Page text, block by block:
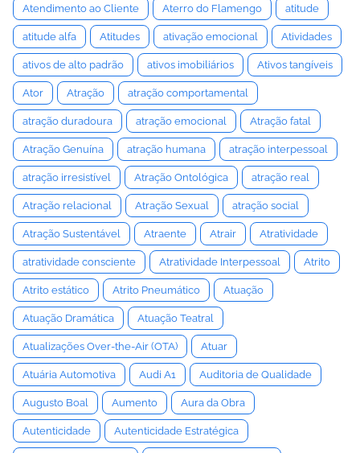
Atendimento ao Cliente Aterro do Flamengo atitude
atitude alfa Atitudes ativação emocional Atividades
ativos de alto padrão ativos imobiliários Ativos tangíveis
Ator Atração atração comportamental
atração duradoura atração emocional Atração fatal
Atração Genuína atração humana atração interpessoal
atração irresistível Atração Ontológica atração real
Atração relacional Atração Sexual atração social
Atração Sustentável Atraente Atrair Atratividade
atratividade consciente Atratividade Interpessoal Atrito
Atrito estático Atrito Pneumático Atuação
Atuação Dramática Atuação Teatral
Atualizações Over-the-Air (OTA) Atuar
Atuária Automotiva Audi A1 Auditoria de Qualidade
Augusto Boal Aumento Aura da Obra
Autenticidade Autenticidade Estratégica